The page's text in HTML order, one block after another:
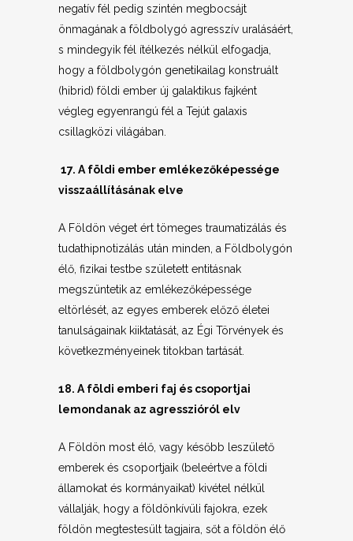
negatív fél pedig szintén megbocsájt
önmagának a földbolygó agresszív uralásáért,
s mindegyik fél ítélkezés nélkül elfogadja,
hogy a földbolygón genetikailag konstruált
(hibrid) földi ember új galaktikus fajként
végleg egyenrangú fél a Tejút galaxis
csillagközi világában.
17. A földi ember emlékezőképessége
visszaállításának elve
A Földön véget ért tömeges traumatizálás és
tudathipnotizálás után minden, a Földbolygón
élő, fizikai testbe született entitásnak
megszüntetik az emlékezőképessége
eltörlését, az egyes emberek előző életei
tanulságainak kiiktatását, az Égi Törvények és
következményeinek titokban tartását.
18. A földi emberi faj és csoportjai
lemondanak az agresszióról elv
A Földön most élő, vagy később leszülető
emberek és csoportjaik (beleértve a földi
államokat és kormányaikat) kivétel nélkül
vállalják, hogy a földönkívüli fajokra, ezek
földön megtestesült tagjaira, sőt a földön élő